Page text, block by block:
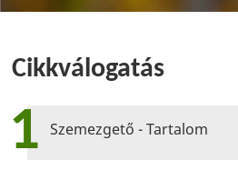
Cikkválogatás
1 Szemezgető - Tartalom